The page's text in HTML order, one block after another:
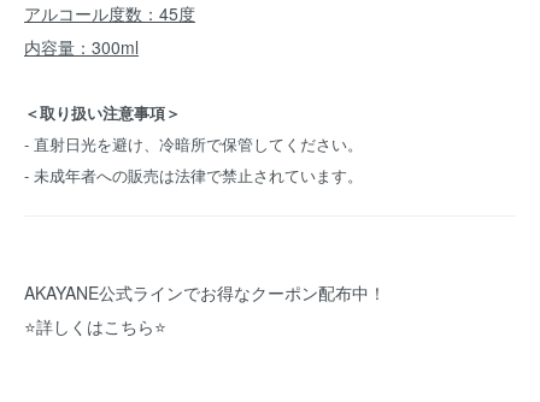
アルコール度数：45度
内容量：300ml
＜取り扱い注意事項＞
- 直射日光を避け、冷暗所で保管してください。
- 未成年者への販売は法律で禁止されています。
AKAYANE公式ラインでお得なクーポン配布中！
⭐️詳しくはこちら⭐️